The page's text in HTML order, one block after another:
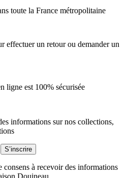
toute la France métropolitaine
effectuer un retour ou demander un
ligne est 100% sécurisée
informations sur nos collections,
à recevoir des informations
Douineau.